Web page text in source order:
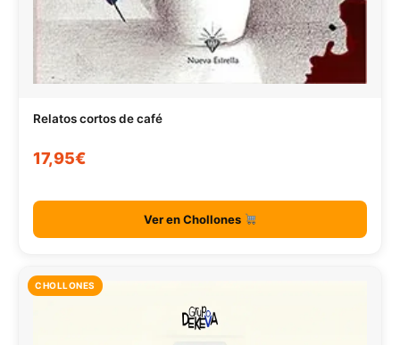
Relatos cortos de café
17,95€
Ver en Chollones
CHOLLONES